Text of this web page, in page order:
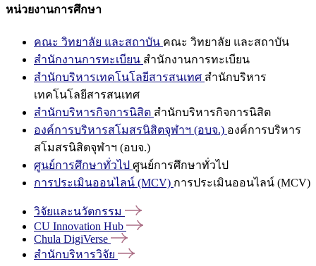
หน่วยงานการศึกษา
คณะ วิทยาลัย และสถาบัน คณะ วิทยาลัย และสถาบัน
สำนักงานการทะเบียน สำนักงานการทะเบียน
สำนักบริหารเทคโนโลยีสารสนเทศ สำนักบริหาร
เทคโนโลยีสารสนเทศ
สำนักบริหารกิจการนิสิต สำนักบริหารกิจการนิสิต
องค์การบริหารสโมสรนิสิตจุฬาฯ (อบจ.) องค์การบริหาร
สโมสรนิสิตจุฬาฯ (อบจ.)
ศูนย์การศึกษาทั่วไป ศูนย์การศึกษาทั่วไป
การประเมินออนไลน์ (MCV) การประเมินออนไลน์ (MCV)
วิจัยและนวัตกรรม
CU Innovation Hub
Chula DigiVerse
สำนักบริหารวิจัย